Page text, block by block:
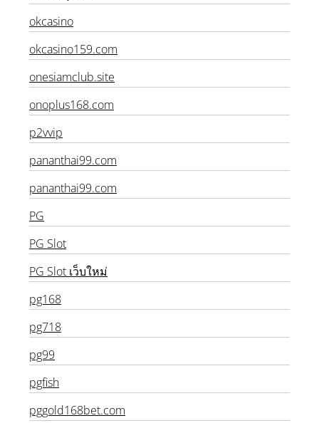
no1huay.com
okcasino
okcasino159.com
onesiamclub.site
onoplus168.com
p2vvip
pananthai99.com
pananthai99.com
PG
PG Slot
PG Slot เว็บใหม่
pg168
pg718
pg99
pgfish